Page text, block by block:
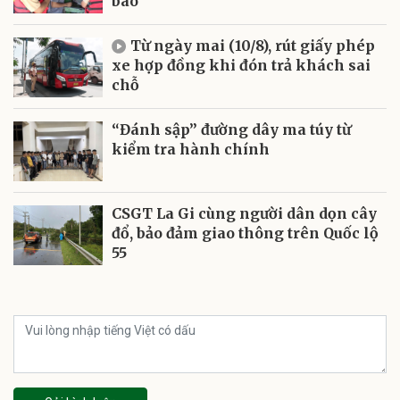
Từ ngày mai (10/8), rút giấy phép
xe hợp đồng khi đón trả khách sai
chỗ
“Đánh sập” đường dây ma túy từ
kiểm tra hành chính
CSGT La Gi cùng người dân dọn cây
đổ, bảo đảm giao thông trên Quốc lộ
55